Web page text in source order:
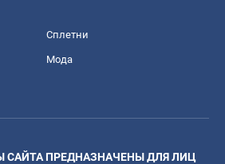
Сплетни
Мода
САЙТА ПРЕДНАЗНАЧЕНЫ ДЛЯ ЛИЦ